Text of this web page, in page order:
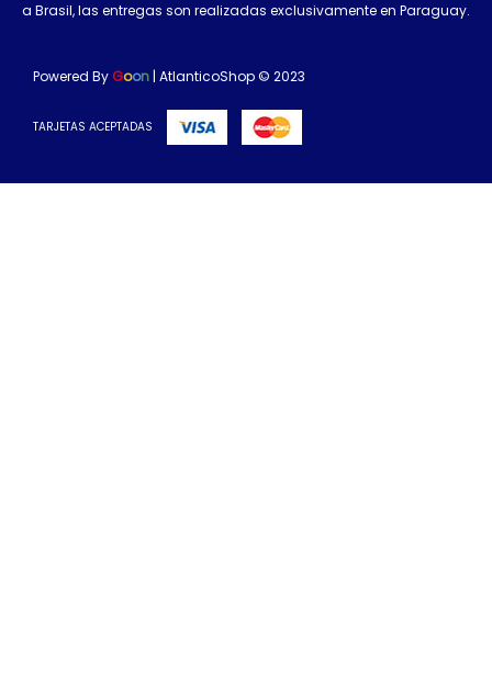
a Brasil, las entregas son realizadas exclusivamente en Paraguay.
Powered By Goon | AtlanticoShop © 2023
TARJETAS ACEPTADAS